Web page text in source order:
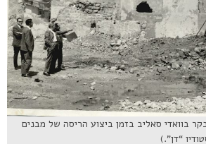
בוואדי סאליב בזמן ביצוע הריסה של מבנים